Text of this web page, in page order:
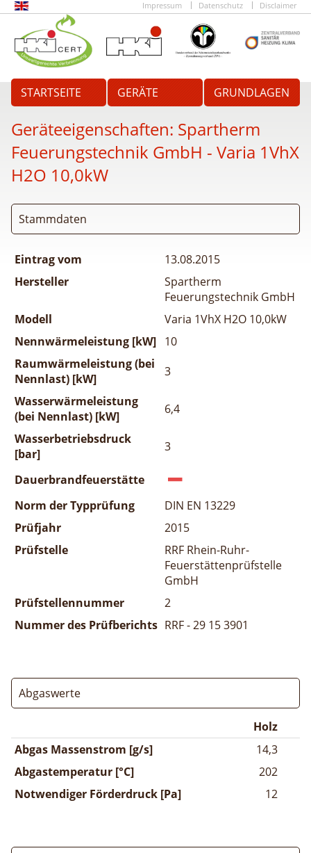
Impressum Datenschutz Disclaimer
STARTSEITE GERÄTE GRUNDLAGEN
Geräteeigenschaften: Spartherm
Feuerungstechnik GmbH - Varia 1VhX
H2O 10,0kW
Stammdaten
Eintrag vom
13.08.2015
Hersteller
Spartherm
Feuerungstechnik GmbH
Modell
Varia 1VhX H2O 10,0kW
Nennwärmeleistung [kW] 10
Raumwärmeleistung (bei
Nennlast) [kW]
3
Wasserwärmeleistung
(bei Nennlast) [kW]
6,4
Wasserbetriebsdruck
[bar]
3
Dauerbrandfeuerstätte
Norm der Typprüfung
DIN EN 13229
Prüfjahr
2015
Prüfstelle
RRF Rhein-Ruhr-
Feuerstättenprüfstelle
GmbH
Prüfstellennummer
2
Nummer des Prüfberichts RRF - 29 15 3901
Abgaswerte
Holz
Abgas Massenstrom [g/s]
14,3
Abgastemperatur [°C]
202
Notwendiger Förderdruck [Pa]
12